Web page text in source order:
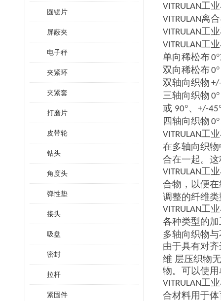
圆锯片
屏蔽夹
电子秤
夹紧环
夹紧套
打磨片
皮带轮
钻头
角度头
弹性垫
接头
吸盘
密封
拉杆
紧固件
VITRULAN工
VITRULAN离
VITRULAN工
VITRULAN工
单向稀松布0
双向稀松布0
双轴向织物
三轴向织物 0
或 90°、 +/-45
四轴向织物 0
VITRULAN工
在多轴向织
合在一起。
VITRULAN工
合物，以便
调整的纤维
VITRULAN工
各种类型的
多轴向织物
由于具有对
维 层压织物
物。可以使
VITRULAN工
合材料用于